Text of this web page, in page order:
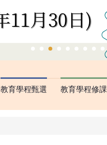
教育學程甄選 教育學程修課